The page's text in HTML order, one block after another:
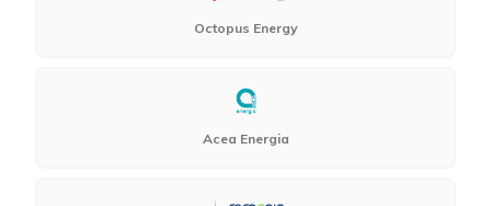
Octopus Energy
Acea Energia